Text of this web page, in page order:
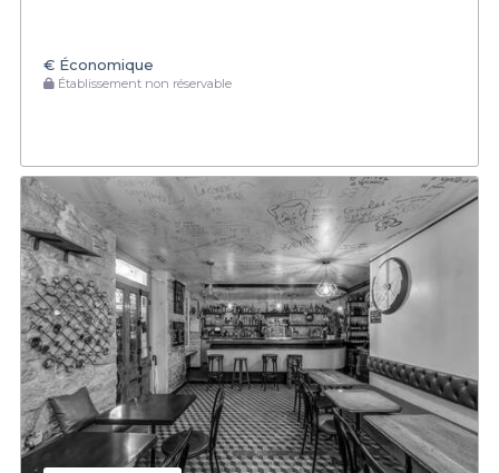
€ Économique
Établissement non réservable